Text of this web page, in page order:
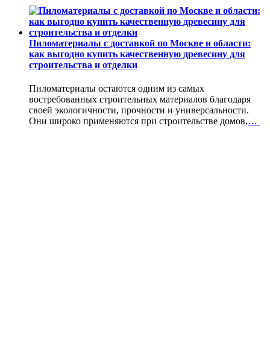
Пиломатериалы с доставкой по Москве и области:
как выгодно купить качественную древесину для
строительства и отделки
Пиломатериалы остаются одним из самых
востребованных строительных материалов благодаря
своей экологичности, прочности и универсальности.
Они широко применяются при строительстве домов,…